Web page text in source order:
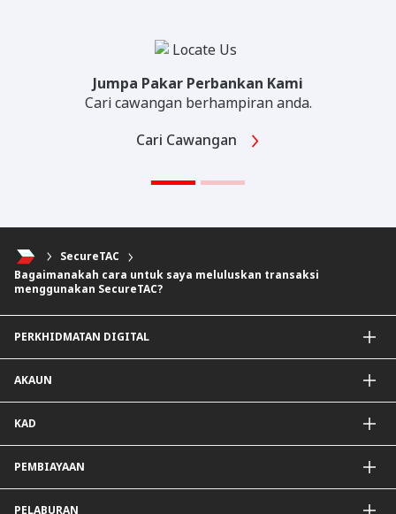
Jumpa Pakar Perbankan Kami
Cari cawangan berhampiran anda.
Cari Cawangan
SecureTAC
Bagaimanakah cara untuk saya meluluskan transaksi
menggunakan SecureTAC?
PERKHIDMATAN DIGITAL
CIMB Clicks
DuitNow QR
Diperibadikan Untuk Anda
Penjejak Karbon
AKAUN
Akaun Semasa
Simpanan Tetap
Mudarabah IA
KAD
Kad Debit
PEMBIAYAAN
PELABURAN